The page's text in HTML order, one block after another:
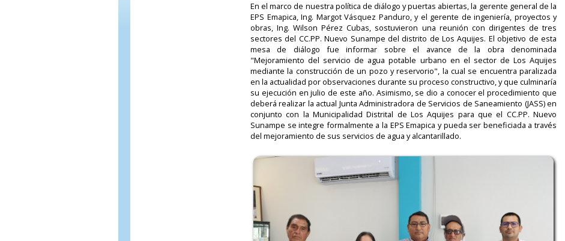
En el marco de nuestra política de diálogo y puertas abiertas, la gerente general de la
EPS Emapica, Ing. Margot Vásquez Panduro, y el gerente de ingeniería, proyectos y
obras, Ing. Wilson Pérez Cubas, sostuvieron una reunión con dirigentes de tres
sectores del CC.PP. Nuevo Sunampe del distrito de Los Aquijes. El objetivo de esta
mesa de diálogo fue informar sobre el avance de la obra denominada
"Mejoramiento del servicio de agua potable urbano en el sector de Los Aquijes
mediante la construcción de un pozo y reservorio", la cual se encuentra paralizada
en la actualidad por observaciones durante su proceso constructivo, y que culminaría
su ejecución en julio de este año. Asimismo, se dio a conocer el procedimiento que
deberá realizar la actual Junta Administradora de Servicios de Saneamiento (JASS) en
conjunto con la Municipalidad Distrital de Los Aquijes para que el CC.PP. Nuevo
Sunampe se integre formalmente a la EPS Emapica y pueda ser beneficiada a través
del mejoramiento de sus servicios de agua y alcantarillado.